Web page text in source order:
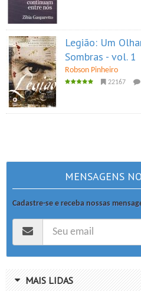
Legião: Um
Sombras - vol. 1
Robson Pinheiro
22167
MENSAGENS
Cadastre-se e receba nossas
MAIS LIDAS